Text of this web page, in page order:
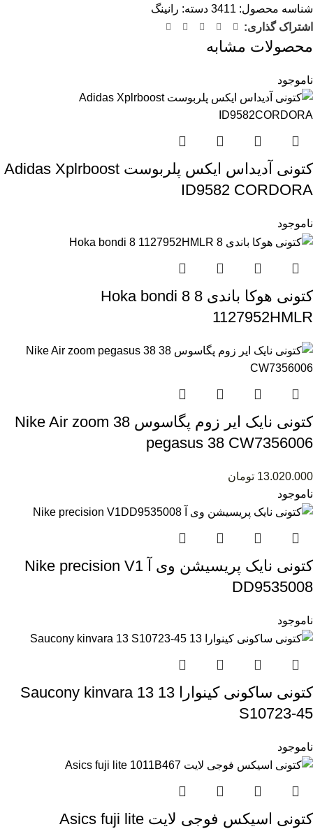
شناسه محصول: 3411 دسته: رانینگ
اشتراک گذاری:
محصولات مشابه
ناموجود
کتونی آدیداس ایکس پلربوست Adidas Xplrboost
ID9582 CORDORA
ناموجود
کتونی هوکا باندی 8 Hoka bondi 8
1127952HMLR
کتونی نایک ایر زوم پگاسوس 38 Nike Air zoom
pegasus 38 CW7356006
13.020.000 تومان
ناموجود
کتونی نایک پریسیشن وی آ Nike precision V1
DD9535008
ناموجود
کتونی ساکونی کینوارا 13 Saucony kinvara 13
S10723-45
ناموجود
کتونی اسیکس فوجی لایت Asics fuji lite